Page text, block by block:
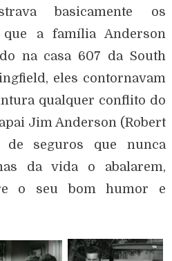
basicamente os
a família Anderson
na casa 607 da South
eles contornavam
qualquer conflito do
Jim Anderson (Robert
de seguros que nunca
da vida o abalarem,
o seu bom humor e